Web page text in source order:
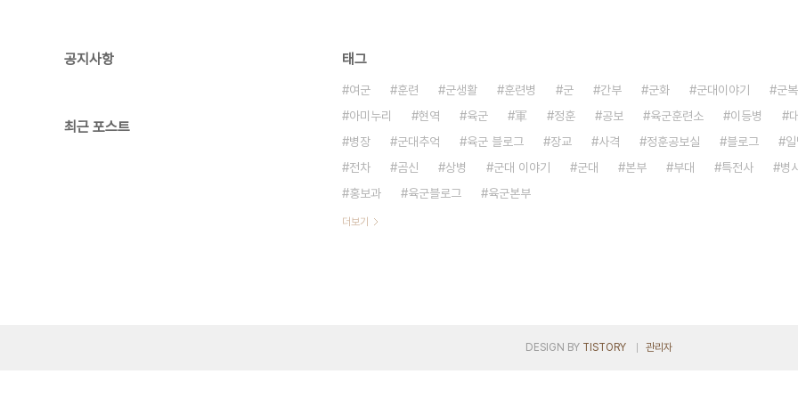
공지사항
최근 포스트
태그
여군 훈련 군생활 훈련병 군 간부 군화 군대이야기
군
아미누리
현역 육군 軍 정훈 공보 육군훈련소 이등병
병장
군대추억 육군 블로그 장교 사격 정훈공보실 블로그
전차
곰신 상병 군대 이야기 군대 본부 부대 특전사
병
홍보과
육군블로그 육군본부
더보기
DESIGN BY TISTORY 관리자